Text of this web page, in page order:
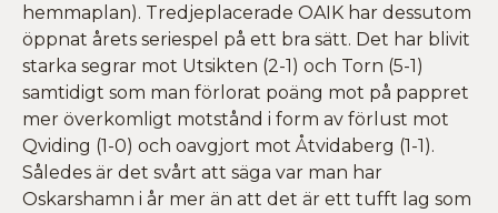
hemmaplan). Tredjeplacerade OAIK har dessutom
öppnat årets seriespel på ett bra sätt. Det har blivit
starka segrar mot Utsikten (2-1) och Torn (5-1)
samtidigt som man förlorat poäng mot på pappret
mer överkomligt motstånd i form av förlust mot
Qviding (1-0) och oavgjort mot Åtvidaberg (1-1).
Således är det svårt att säga var man har
Oskarshamn i år mer än att det är ett tufft lag som